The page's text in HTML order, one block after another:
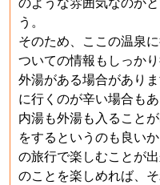
う。
そのため、ここの温泉
ついての情報もしっか
外湯がある場合があり
に行くのが辛い場合もあ
内湯も外湯も入ること
をするというのも良い
の旅行で楽しむことが
のことを楽しめれば、